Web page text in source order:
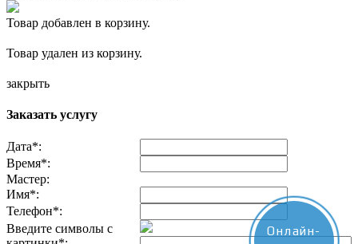
Товар добавлен в корзину.
Товар удален из корзину.
закрыть
Заказать услугу
Дата*:
Время*:
Мастер:
Имя*:
Телефон*:
Введите символы с
Онлайн-